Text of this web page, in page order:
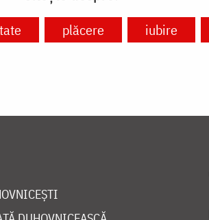
plăcere iubire